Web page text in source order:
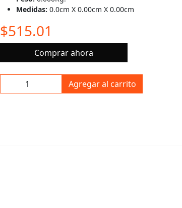
Medidas: 0.0cm X 0.00cm X 0.00cm
$515.01
Comprar ahora
Agregar al carrito